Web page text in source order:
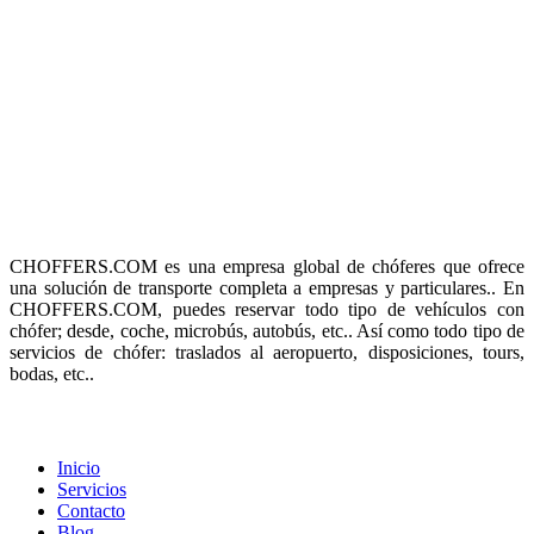
CHOFFERS.COM es una empresa global de chóferes que ofrece
una solución de transporte completa a empresas y particulares.. En
CHOFFERS.COM, puedes reservar todo tipo de vehículos con
chófer; desde, coche, microbús, autobús, etc.. Así como todo tipo de
servicios de chófer: traslados al aeropuerto, disposiciones, tours,
bodas, etc..
Inicio
Servicios
Contacto